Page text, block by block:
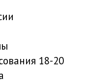
18-20